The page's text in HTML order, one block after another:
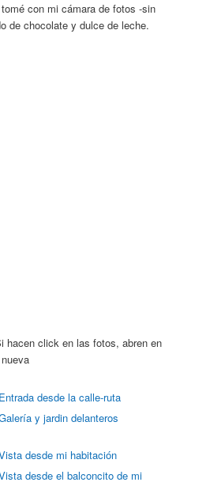
con mi cámara de fotos -sin
de chocolate y dulce de leche.
hacen click en las fotos, abren en